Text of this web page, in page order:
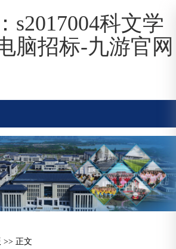
s2017004科文学
脑招标-九游官网
>> 正文